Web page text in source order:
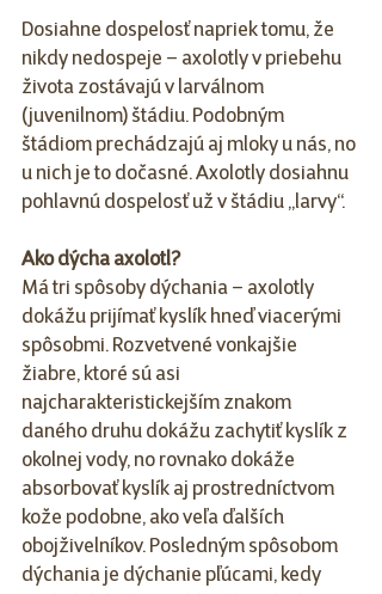
Dosiahne dospelosť napriek tomu, že
nikdy nedospeje – axolotly v priebehu
života zostávajú v larválnom
(juvenilnom) štádiu. Podobným
štádiom prechádzajú aj mloky u nás, no
u nich je to dočasné. Axolotly dosiahnu
pohlavnú dospelosť už v štádiu „larvy“.
Ako dýcha axolotl?
Má tri spôsoby dýchania – axolotly
dokážu prijímať kyslík hneď viacerými
spôsobmi. Rozvetvené vonkajšie
žiabre, ktoré sú asi
najcharakteristickejším znakom
daného druhu dokážu zachytiť kyslík z
okolnej vody, no rovnako dokáže
absorbovať kyslík aj prostredníctvom
kože podobne, ako veľa ďalších
obojživelníkov. Posledným spôsobom
dýchania je dýchanie pľúcami, kedy